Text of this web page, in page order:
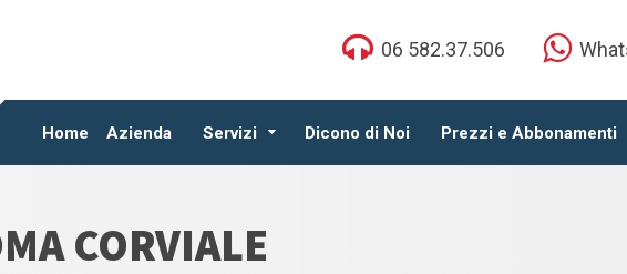
Home Azienda Servizi Dicono di Noi Prezzi e Abbonamenti
06 582.37.506
CORVIALE